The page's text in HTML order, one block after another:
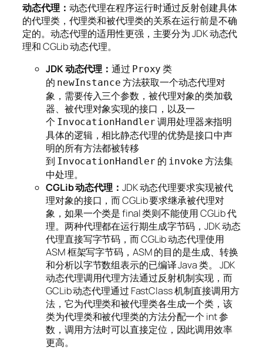
动态代理： 动态代理在程序运行时通过反射创建具体
的代理类，代理类和被代理类的关系在运行前是不确
定的。动态代理的适用性更强，主要分为 JDK 动态代
理和 CGLib 动态代理。
JDK 动态代理：通过 Proxy 类
的 newInstance 方法获取一个动态代理对
象，需要传入三个参数，被代理对象的类加载
器、被代理对象实现的接口，以及一
个 InvocationHandler 调用处理器来指明
具体的逻辑，相比静态代理的优势是接口中声
明的所有方法都被转移
到 InvocationHandler 的 invoke 方法集
中处理。
CGLib 动态代理： JDK 动态代理要求实现被代
理对象的接口，而 CGLib 要求继承被代理对
象，如果一个类是 final 类则不能使用 CGLib 代
理。两种代理都在运行期生成字节码，JDK 动态
代理直接写字节码，而 CGLib 动态代理使用
ASM 框架写字节码，ASM 的目的是生成、转换
和分析以字节数组表示的已编译 Java 类。 JDK
动态代理调用代理方法通过反射机制实现，而
GCLib 动态代理通过 FastClass 机制直接调用方
法，它为代理类和被代理类各生成一个类，该
类为代理类和被代理类的方法分配一个 int 参
数，调用方法时可以直接定位，因此调用效率
更高。